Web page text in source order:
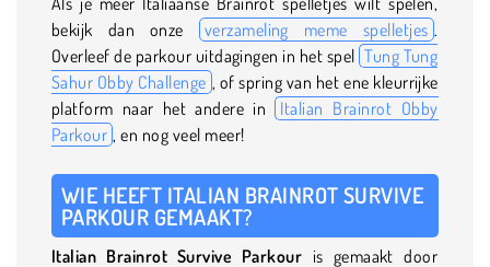
bekijk dan onze
verzameling meme spelletjes .
Overleef de parkour uitdagingen in het spel Tung Tung
Sahur Obby Challenge , of spring van het ene kleurrijke
platform naar het andere in Italian Brainrot Obby
Parkour , en nog veel meer!
WIE HEEFT ITALIAN BRAINROT SURVIVE
PARKOUR GEMAAKT?
Italian Brainrot Survive Parkour is gemaakt door